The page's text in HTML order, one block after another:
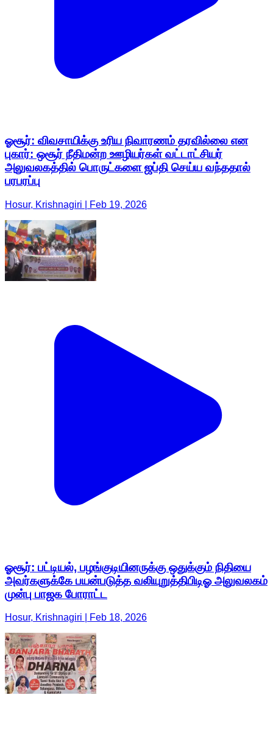
ஓசூர்: விவசாயிக்கு உரிய நிவாரணம் தரவில்லை என
புகார்: ஒசூர் நீதிமன்ற ஊழியர்கள் வட்டாட்சியர்
அலுவலகத்தில் பொருட்களை ஜப்தி செய்ய வந்ததால்
பரபரப்பு
Hosur, Krishnagiri | Feb 19, 2026
ஓசூர்: பட்டியல், பழங்குடியினருக்கு ஒதுக்கும் நிதியை
அவர்களுக்கே பயன்படுத்த வலியுறுத்திபிடிஓ அலுவலகம்
முன்பு பாஜக போராட்ட
Hosur, Krishnagiri | Feb 18, 2026